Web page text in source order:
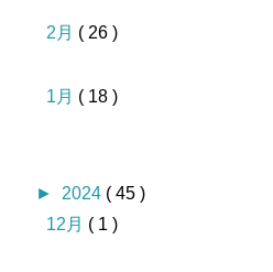
2月 ( 26 )
1月 ( 18 )
► 2024 ( 45 )
12月 ( 1 )